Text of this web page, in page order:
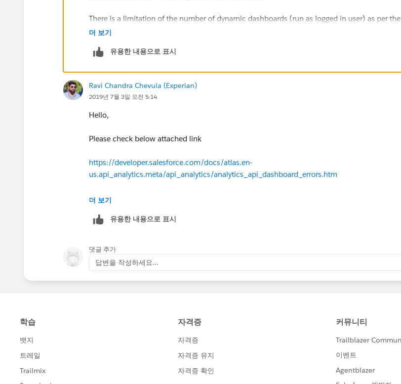
There is a limitation of the number of dynamic dashboards (run as logged in user) as per the
edition of Salesforce you are working with.
Google Translate:
1.エラーのあるダッシュボード。
ド（ログインしたユーザーとして実行される）の数には制限があります。
더 보기
유용한 내용으로 표시
Ravi Chandra Chevula (Experian)
2019년 7월 3일 오전 5:14
Hello,
Please check below attached link
https://developer.salesforce.com/docs/atlas.en-
us.api_analytics.meta/api_analytics/analytics_api_dashboard_errors.htm
Thanks,
Ravi
더 보기
유용한 내용으로 표시
댓글 추가
답변을 작성하세요...